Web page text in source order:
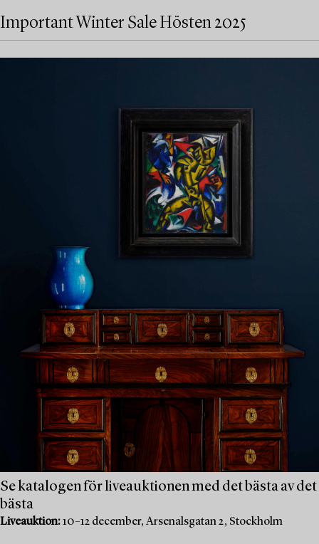
Important Winter Sale Hösten 2025
Se katalogen för liveauktionen med det bästa av det
bästa
Liveauktion:10–12 december, Arsenalsgatan 2, Stockholm